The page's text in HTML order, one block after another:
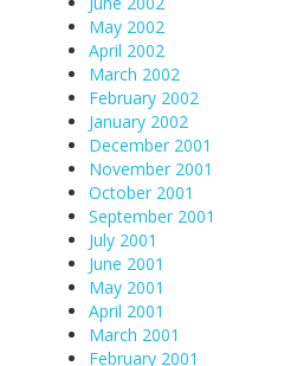
May 2002
April 2002
March 2002
February 2002
January 2002
December 2001
November 2001
October 2001
September 2001
July 2001
June 2001
May 2001
April 2001
March 2001
February 2001